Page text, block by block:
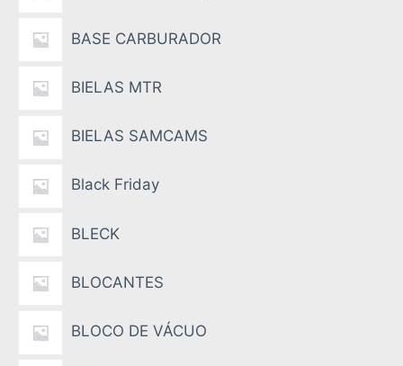
BASE CARBURADOR
BIELAS MTR
BIELAS SAMCAMS
Black Friday
BLECK
BLOCANTES
BLOCO DE VÁCUO